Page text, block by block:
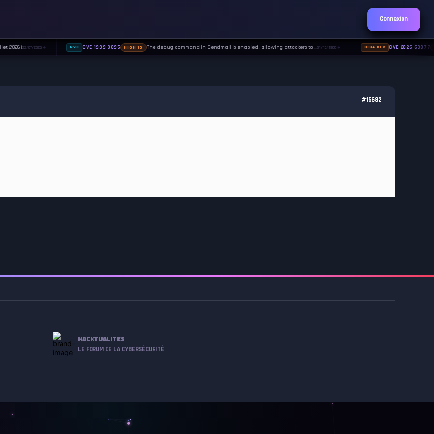
Connexion
#15682
HACKTUALITES
LE FORUM DE LA CYBERSÉCURITÉ
2026)22/07/2026 ◆ NVD CVE-1999-0095 HIGH 10 The debug command in Sendmail is enabled, allowing attackers to…01/10/1988 ◆ CISA KEV CVE-2026-63077